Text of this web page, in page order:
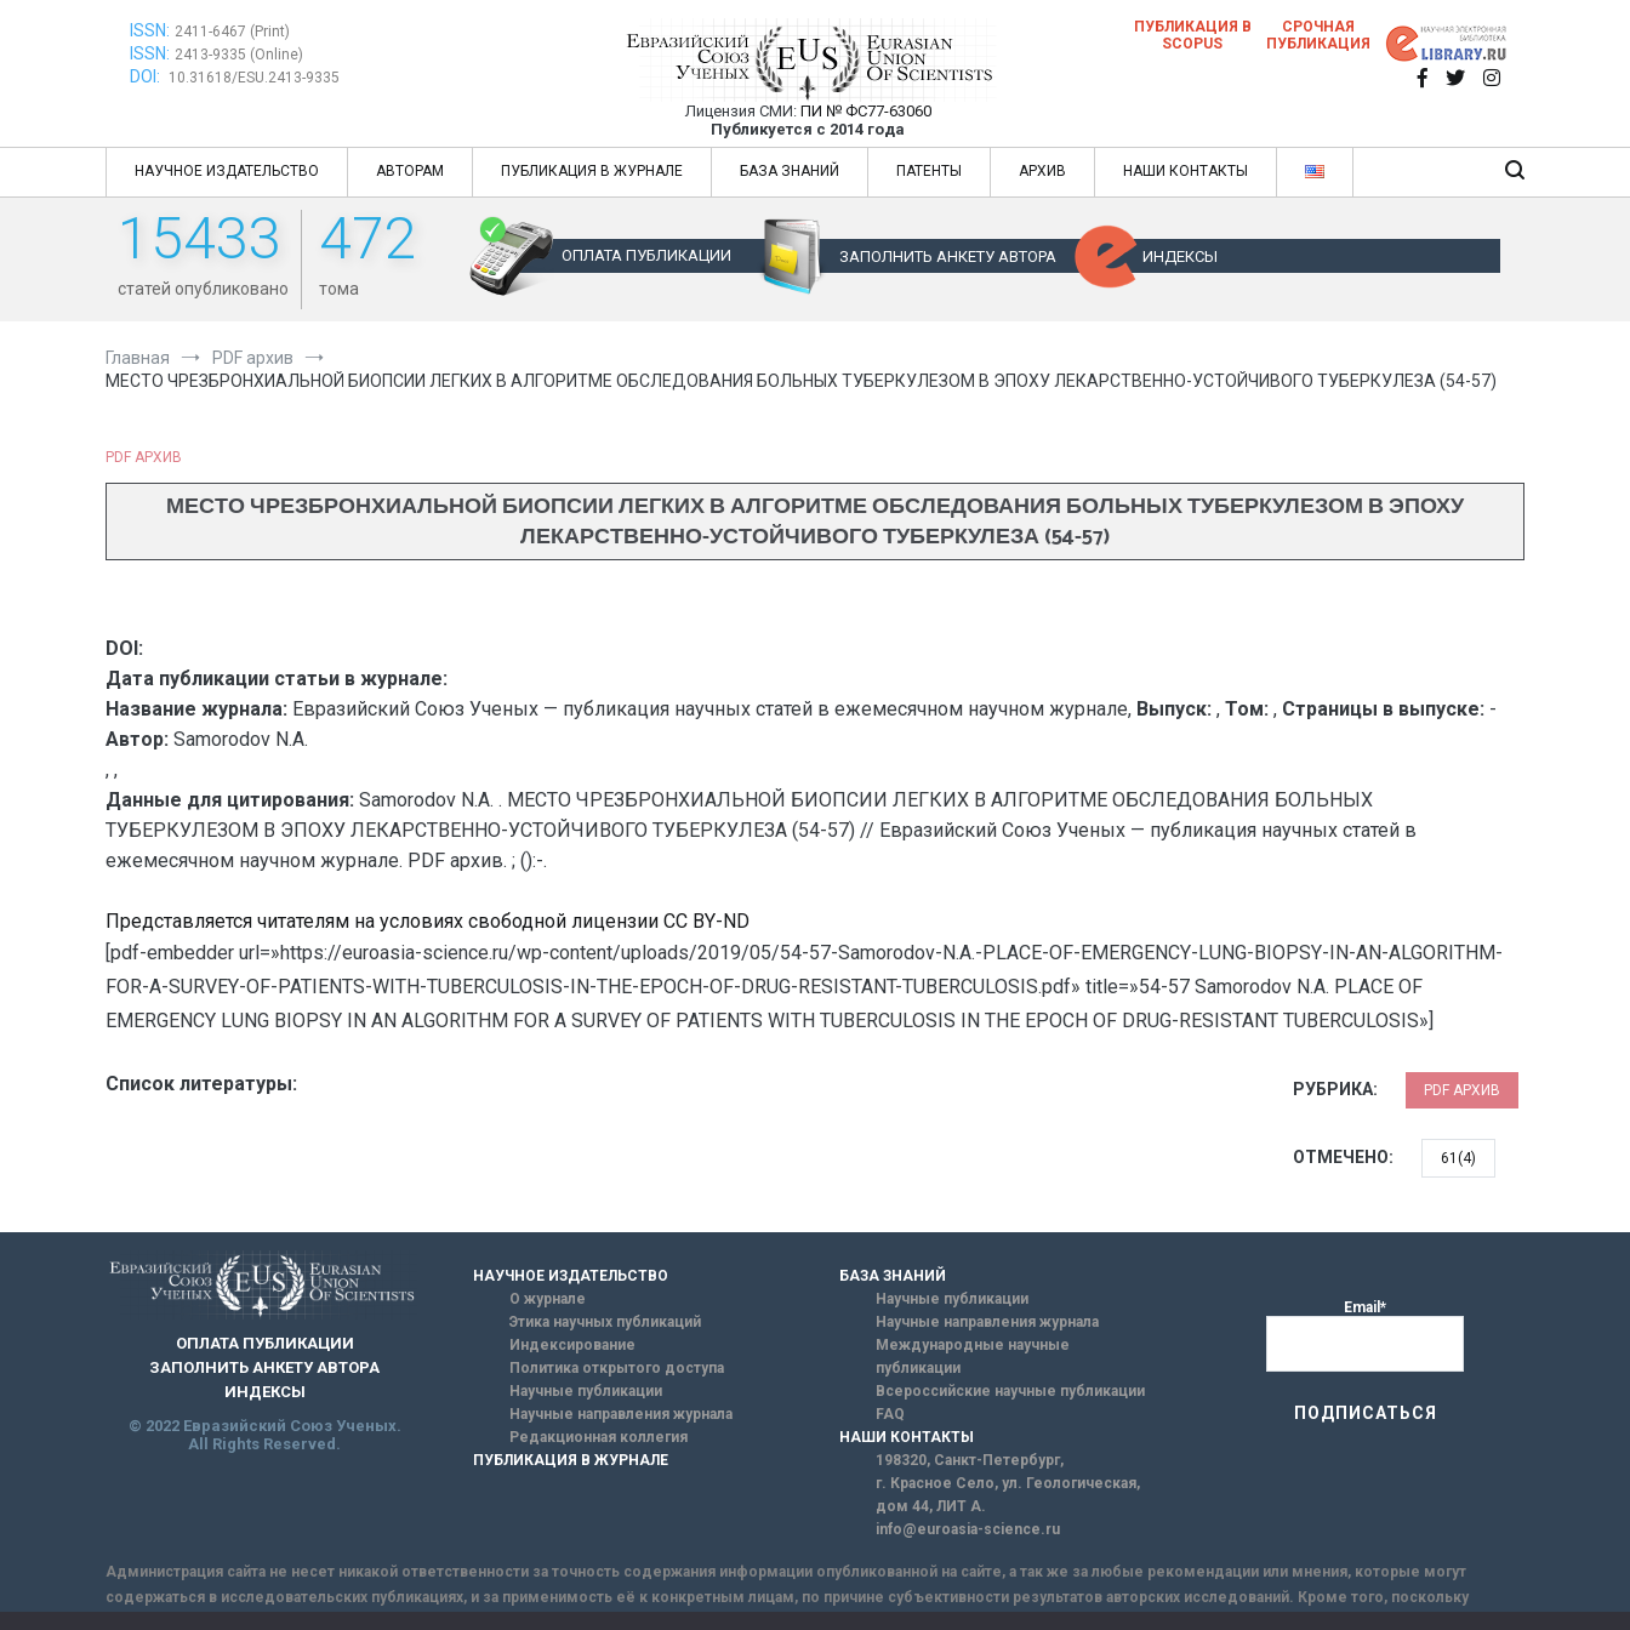
ISSN: 2411-6467 (Print)
ISSN: 2413-9335 (Online)
DOI: 10.31618/ESU.2413-9335
Евразийский Союз Ученых — публикация научных статей в ежемесячном научном
журнале
Лицензия СМИ: ПИ № ФС77-63060
Публикуется с 2014 года
Евразийский Союз Ученых — публикация научных статей в ежемесячном научном журнале
ПУБЛИКАЦИЯ В
SCOPUS
СРОЧНАЯ
ПУБЛИКАЦИЯ
НАУЧНОЕ ИЗДАТЕЛЬСТВО АВТОРАМ ПУБЛИКАЦИЯ В ЖУРНАЛЕ БАЗА ЗНАНИЙ ПАТЕНТЫ АРХИВ НАШИ КОНТАКТЫ
15433
статей опубликовано
472
тома
ОПЛАТА ПУБЛИКАЦИИ ЗАПОЛНИТЬ АНКЕТУ АВТОРА ИНДЕКСЫ
Главная
PDF архив
МЕСТО ЧРЕЗБРОНХИАЛЬНОЙ БИОПСИИ ЛЕГКИХ В АЛГОРИТМЕ ОБСЛЕДОВАНИЯ БОЛЬНЫХ ТУБЕРКУЛЕЗОМ В ЭПОХУ ЛЕКАРСТВЕННО-УСТОЙЧИВОГО ТУБЕРКУЛЕЗА (54-57)
PDF АРХИВ
МЕСТО ЧРЕЗБРОНХИАЛЬНОЙ БИОПСИИ ЛЕГКИХ В АЛГОРИТМЕ ОБСЛЕДОВАНИЯ БОЛЬНЫХ ТУБЕРКУЛЕЗОМ В ЭПОХУ
ЛЕКАРСТВЕННО-УСТОЙЧИВОГО ТУБЕРКУЛЕЗА (54-57)
DOI:
Дата публикации статьи в журнале:
Название журнала: Евразийский Союз Ученых — публикация научных статей в ежемесячном научном журнале, Выпуск: , Том: , Страницы в выпуске: -
Автор: Samorodov N.A.
, ,
Данные для цитирования: Samorodov N.A. . МЕСТО ЧРЕЗБРОНХИАЛЬНОЙ БИОПСИИ ЛЕГКИХ В АЛГОРИТМЕ ОБСЛЕДОВАНИЯ БОЛЬНЫХ
ТУБЕРКУЛЕЗОМ В ЭПОХУ ЛЕКАРСТВЕННО-УСТОЙЧИВОГО ТУБЕРКУЛЕЗА (54-57) // Евразийский Союз Ученых — публикация научных статей в
ежемесячном научном журнале. PDF архив. ; ():-.
Представляется читателям на условиях свободной лицензии CC BY-ND
[pdf-embedder url=»https://euroasia-science.ru/wp-content/uploads/2019/05/54-57-Samorodov-N.A.-PLACE-OF-EMERGENCY-LUNG-BIOPSY-IN-AN-ALGORITHM-
FOR-A-SURVEY-OF-PATIENTS-WITH-TUBERCULOSIS-IN-THE-EPOCH-OF-DRUG-RESISTANT-TUBERCULOSIS.pdf» title=»54-57 Samorodov N.A. PLACE OF
EMERGENCY LUNG BIOPSY IN AN ALGORITHM FOR A SURVEY OF PATIENTS WITH TUBERCULOSIS IN THE EPOCH OF DRUG-RESISTANT TUBERCULOSIS»]
Список литературы: РУБРИКА: PDF АРХИВ
ОТМЕЧЕНО: 61(4)
ОПЛАТА ПУБЛИКАЦИИ
ЗАПОЛНИТЬ АНКЕТУ АВТОРА
ИНДЕКСЫ
© 2022 Евразийский Союз Ученых.
All Rights Reserved.
НАУЧНОЕ ИЗДАТЕЛЬСТВО
О журнале
Этика научных публикаций
Индексирование
Политика открытого доступа
Научные публикации
Научные направления журнала
Редакционная коллегия
ПУБЛИКАЦИЯ В ЖУРНАЛЕ
БАЗА ЗНАНИЙ
Научные публикации
Научные направления журнала
Международные научные
публикации
Всероссийские научные публикации
FAQ
НАШИ КОНТАКТЫ
198320, Санкт-Петербург,
г. Красное Село, ул. Геологическая,
дом 44, ЛИТ А.
info@euroasia-science.ru
Email*
Администрация сайта не несет никакой ответственности за точность содержания информации опубликованной на сайте, а так же за любые рекомендации или мнения, которые могут
содержаться в исследовательских публикациях, и за применимость её к конкретным лицам, по причине субъективности результатов авторских исследований. Кроме того, поскольку